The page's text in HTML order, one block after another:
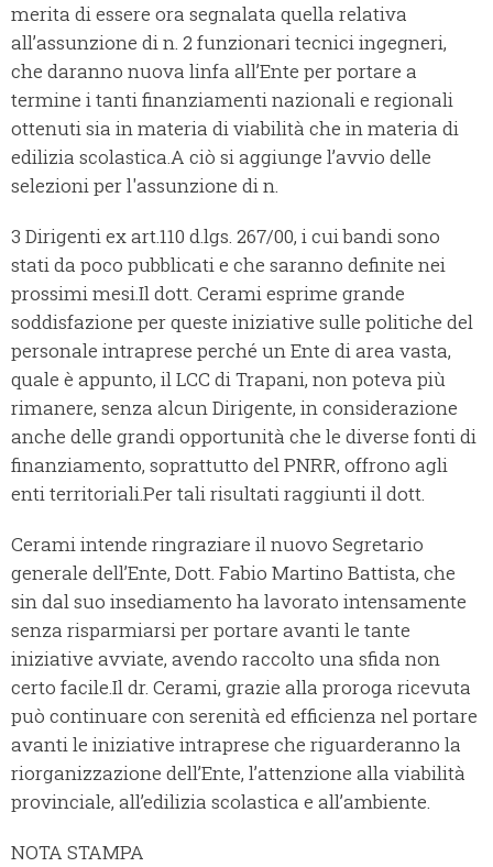
merita di essere ora segnalata quella relativa
all’assunzione di n. 2 funzionari tecnici ingegneri,
che daranno nuova linfa all’Ente per portare a
termine i tanti finanziamenti nazionali e regionali
ottenuti sia in materia di viabilità che in materia di
edilizia scolastica.A ciò si aggiunge l’avvio delle
selezioni per l'assunzione di n.
3 Dirigenti ex art.110 d.lgs. 267/00, i cui bandi sono
stati da poco pubblicati e che saranno definite nei
prossimi mesi.Il dott. Cerami esprime grande
soddisfazione per queste iniziative sulle politiche del
personale intraprese perché un Ente di area vasta,
quale è appunto, il LCC di Trapani, non poteva più
rimanere, senza alcun Dirigente, in considerazione
anche delle grandi opportunità che le diverse fonti di
finanziamento, soprattutto del PNRR, offrono agli
enti territoriali.Per tali risultati raggiunti il dott.
Cerami intende ringraziare il nuovo Segretario
generale dell’Ente, Dott. Fabio Martino Battista, che
sin dal suo insediamento ha lavorato intensamente
senza risparmiarsi per portare avanti le tante
iniziative avviate, avendo raccolto una sfida non
certo facile.Il dr. Cerami, grazie alla proroga ricevuta
può continuare con serenità ed efficienza nel portare
avanti le iniziative intraprese che riguarderanno la
riorganizzazione dell’Ente, l’attenzione alla viabilità
provinciale, all’edilizia scolastica e all’ambiente.
NOTA STAMPA